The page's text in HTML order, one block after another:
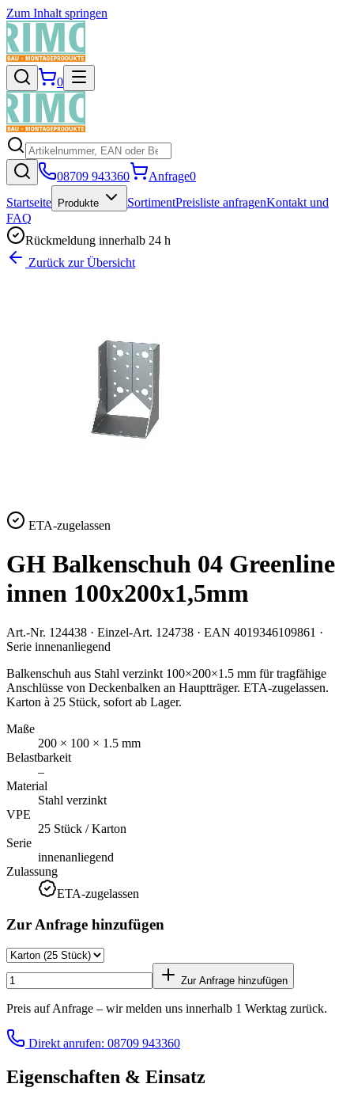
Zum Inhalt springen
0
08709 943360 Anfrage0
Startseite
Produkte SortimentPreisliste anfragenKontakt und
FAQ
Rückmeldung innerhalb 24 h
Zurück zur Übersicht
ETA-zugelassen
GH Balkenschuh 04 Greenline
innen 100x200x1,5mm
Art.-Nr. 124438 · Einzel-Art. 124738 · EAN 4019346109861 ·
Serie innenanliegend
Balkenschuh aus Stahl verzinkt 100×200×1.5 mm für tragfähige
Anschlüsse von Deckenbalken an Hauptträger. ETA-zugelassen.
Karton à 25 Stück, sofort ab Lager.
Maße
200 × 100 × 1.5 mm
Belastbarkeit
–
Material
Stahl verzinkt
VPE
25 Stück / Karton
Serie
innenanliegend
Zulassung
ETA-zugelassen
Zur Anfrage hinzufügen
Zur Anfrage hinzufügen
Preis auf Anfrage – wir melden uns innerhalb 1 Werktag zurück.
Direkt anrufen: 08709 943360
Eigenschaften & Einsatz